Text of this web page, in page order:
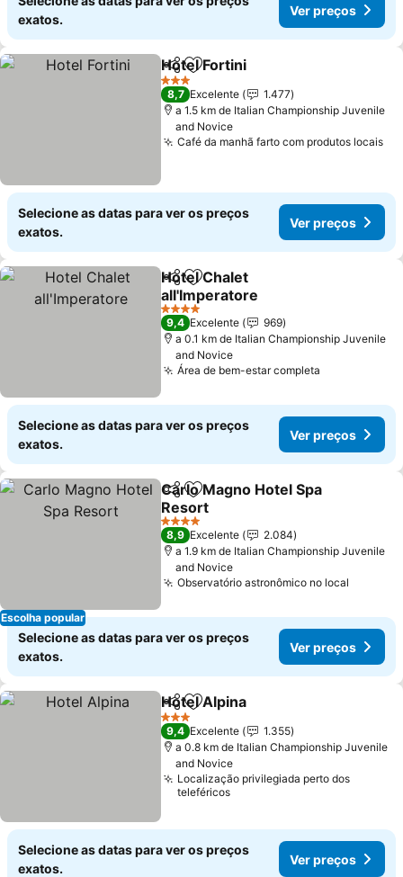
exatos.
Ver preços
PartilharAdicionar aos favoritos
Hotel Fortini
3 Estrelas
8,7 Excelente
1.477
a 1.5 km de Italian Championship Juvenile
and Novice
Café da manhã farto com produtos locais
Selecione as datas para ver os preços
exatos.
Ver preços
PartilharAdicionar aos favoritos
Hotel Chalet
all'Imperatore
4 Estrelas
9,4 Excelente
969
a 0.1 km de Italian Championship Juvenile
and Novice
Área de bem-estar completa
Selecione as datas para ver os preços
exatos.
Ver preços
Escolha popular
PartilharAdicionar aos favoritos
Carlo Magno Hotel Spa
Resort
4 Estrelas
8,9 Excelente
2.084
a 1.9 km de Italian Championship Juvenile
and Novice
Observatório astronômico no local
Selecione as datas para ver os preços
exatos.
Ver preços
PartilharAdicionar aos favoritos
Hotel Alpina
3 Estrelas
9,4 Excelente
1.355
a 0.8 km de Italian Championship Juvenile
and Novice
Localização privilegiada perto dos
teleféricos
Selecione as datas para ver os preços
exatos.
Ver preços